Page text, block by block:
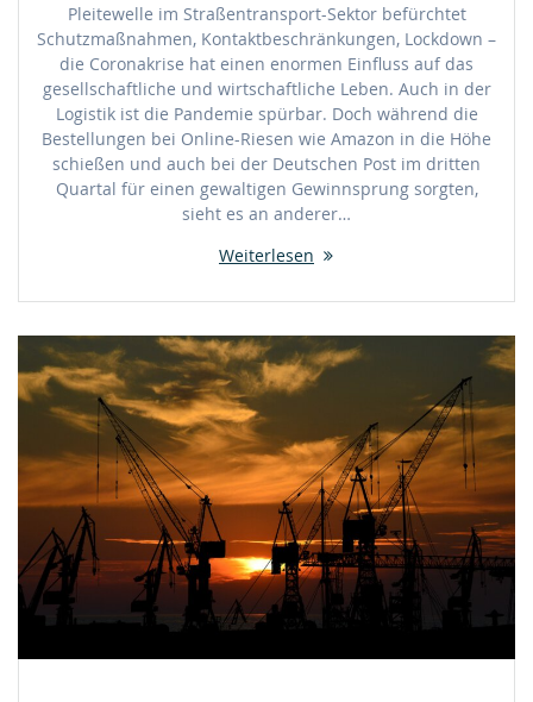
Pleitewelle im Straßentransport-Sektor befürchtet
Schutzmaßnahmen, Kontaktbeschränkungen, Lockdown –
die Coronakrise hat einen enormen Einfluss auf das
gesellschaftliche und wirtschaftliche Leben. Auch in der
Logistik ist die Pandemie spürbar. Doch während die
Bestellungen bei Online-Riesen wie Amazon in die Höhe
schießen und auch bei der Deutschen Post im dritten
Quartal für einen gewaltigen Gewinnsprung sorgten,
sieht es an anderer…
Weiterlesen